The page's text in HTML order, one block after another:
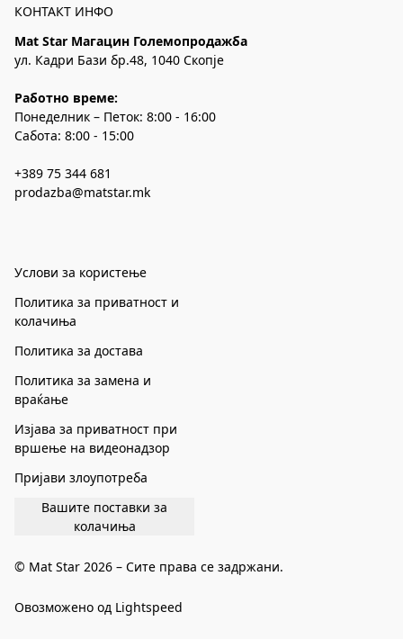
КОНТАКТ ИНФО
Mat Star Магацин Големопродажба
ул. Кадри Бази бр.48, 1040 Скопје
Работно време:
Понеделник – Петок: 8:00 - 16:00
Сабота: 8:00 - 15:00
+389 75 344 681
prodazba@matstar.mk
Услови за користење
Политика за приватност и
колачиња
Политика за достава
Политика за замена и
враќање
Изјава за приватност при
вршење на видеонадзор
Пријави злоупотреба
Вашите поставки за
колачиња
© Mat Star 2026 – Сите права се задржани.
Овозможено од Lightspeed